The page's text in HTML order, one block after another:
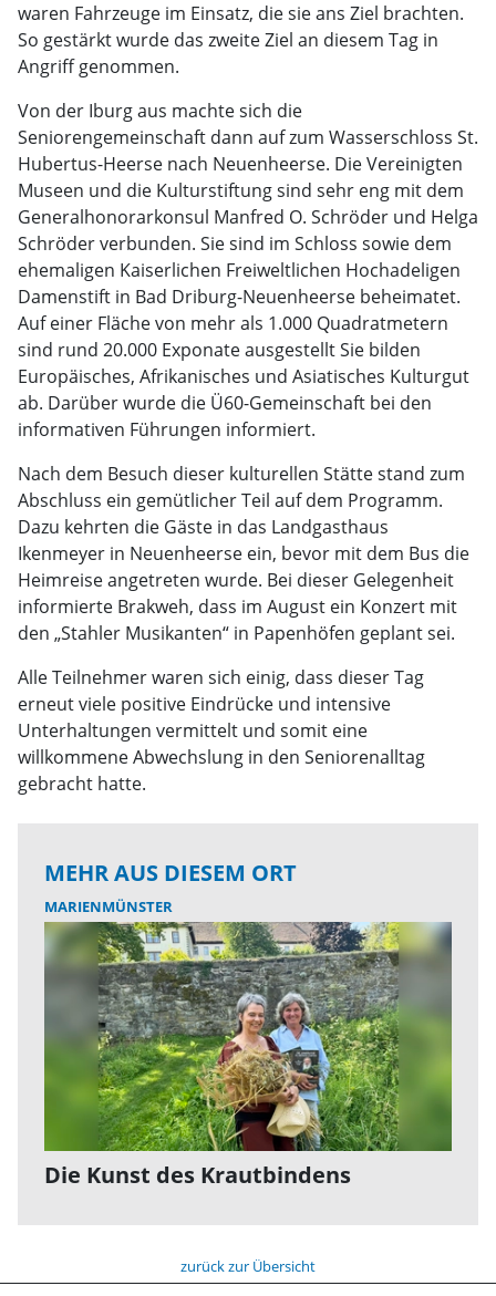
waren Fahrzeuge im Einsatz, die sie ans Ziel brachten.
So gestärkt wurde das zweite Ziel an diesem Tag in
Angriff genommen.
Von der Iburg aus machte sich die
Seniorengemeinschaft dann auf zum Wasserschloss St.
Hubertus-Heerse nach Neuenheerse. Die Vereinigten
Museen und die Kulturstiftung sind sehr eng mit dem
Generalhonorarkonsul Manfred O. Schröder und Helga
Schröder verbunden. Sie sind im Schloss sowie dem
ehemaligen Kaiserlichen Freiweltlichen Hochadeligen
Damenstift in Bad Driburg-Neuenheerse beheimatet.
Auf einer Fläche von mehr als 1.000 Quadratmetern
sind rund 20.000 Exponate ausgestellt Sie bilden
Europäisches, Afrikanisches und Asiatisches Kulturgut
ab. Darüber wurde die Ü60-Gemeinschaft bei den
informativen Führungen informiert.
Nach dem Besuch dieser kulturellen Stätte stand zum
Abschluss ein gemütlicher Teil auf dem Programm.
Dazu kehrten die Gäste in das Landgasthaus
Ikenmeyer in Neuenheerse ein, bevor mit dem Bus die
Heimreise angetreten wurde. Bei dieser Gelegenheit
informierte Brakweh, dass im August ein Konzert mit
den „Stahler Musikanten“ in Papenhöfen geplant sei.
Alle Teilnehmer waren sich einig, dass dieser Tag
erneut viele positive Eindrücke und intensive
Unterhaltungen vermittelt und somit eine
willkommene Abwechslung in den Seniorenalltag
gebracht hatte.
MEHR AUS DIESEM ORT
MARIENMÜNSTER
Die Kunst des Krautbindens
zurück zur Übersicht